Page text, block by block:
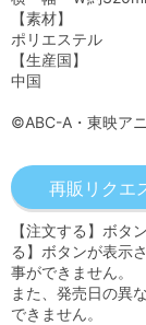
【素材】
ポリエステル
【生産国】
中国
©ABC-A・東映ア
【注文する】ボタ
る】ボタンが表示
事ができません。
また、発売日の異
できません。